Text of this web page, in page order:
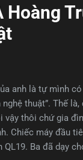
Hoàng
anh là tự mình
thuật”. Thế
vậy thôi chứ gia
Chiếc máy đầu
Ba đã dạy